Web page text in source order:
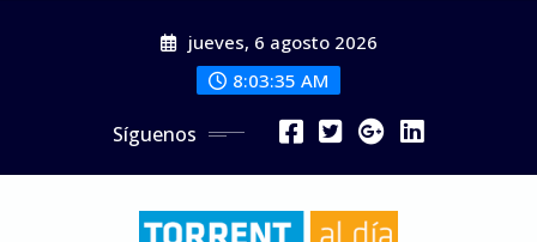
jueves, 6 agosto 2026
8:03:37 AM
Síguenos